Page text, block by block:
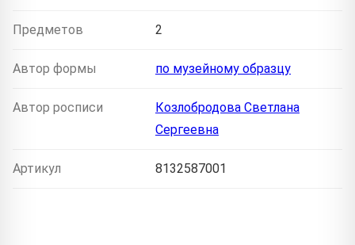
Предметов 2
Автор формы по музейному образцу
Автор росписи
Козлобродова Светлана
Сергеевна
Артикул 8132587001